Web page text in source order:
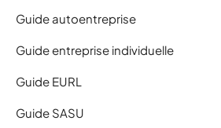
Guide autoentreprise
Guide entreprise individuelle
Guide EURL
Guide SASU